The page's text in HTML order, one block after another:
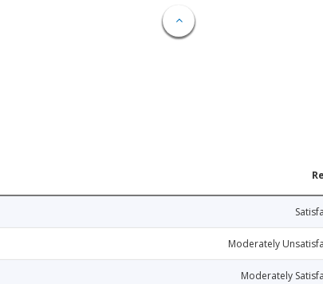
Moderately
Moderately